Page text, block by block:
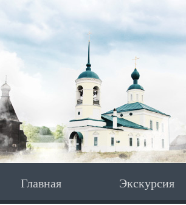
Главная Экскурсия